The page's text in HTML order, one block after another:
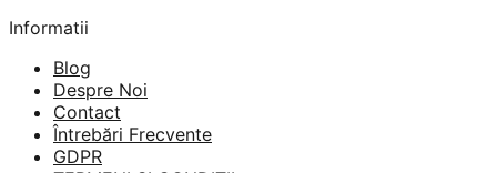
Informatii
Blog
Despre Noi
Contact
Întrebări Frecvente
GDPR